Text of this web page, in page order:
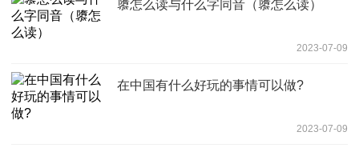
隳怎么读与什么字同音（隳怎么读）
2023-07-09
在中国有什么好玩的事情可以做?
2023-07-09